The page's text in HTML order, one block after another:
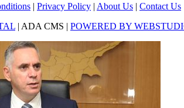
| Privacy Policy | About Us | Contact Us
| ADA CMS | POWERED BY